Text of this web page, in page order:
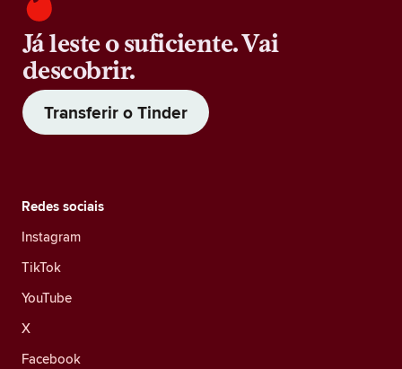
Já leste o suficiente. Vai
descobrir.
Transferir o Tinder
Redes sociais
Instagram
TikTok
YouTube
X
Facebook